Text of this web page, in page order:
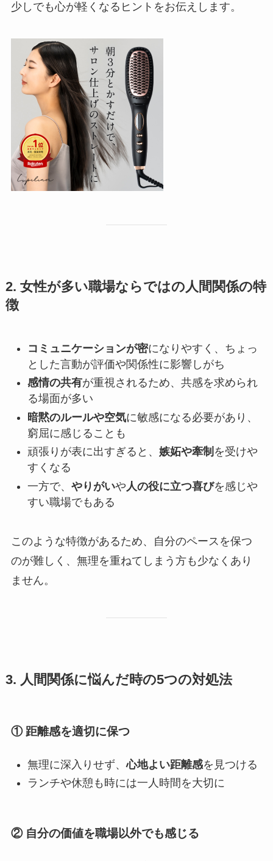
少しでも心が軽くなるヒントをお伝えします。
2. 女性が多い職場ならではの人間関係の特
徴
コミュニケーションが密になりやすく、ちょっ
とした言動が評価や関係性に影響しがち
感情の共有が重視されるため、共感を求められ
る場面が多い
暗黙のルールや空気に敏感になる必要があり、
窮屈に感じることも
頑張りが表に出すぎると、 嫉妬や牽制 を受けや
すくなる
一方で、 やりがいや 人の役に立つ喜びを感じや
すい職場でもある
このような特徴があるため、自分のペースを保つ
のが難しく、無理を重ねてしまう方も少なくあり
ません。
3. 人間関係に悩んだ時の5つの対処法
① 距離感を適切に保つ
無理に深入りせず、心地よい距離感を見つける
ランチや休憩も時には一人時間を大切に
② 自分の価値を職場以外でも感じる